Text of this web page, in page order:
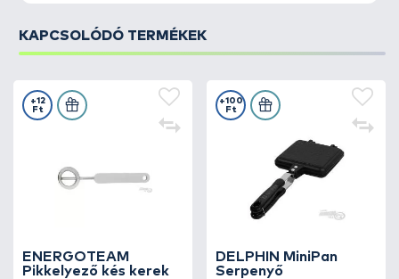
KAPCSOLÓDÓ TERMÉKEK
ENERGOTEAM
Pikkelyező kés kerek
+12
Ft
DELPHIN MiniPan
Serpenyő
+100
Ft